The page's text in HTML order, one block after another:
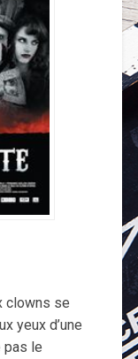
clowns se
yeux d’une
pas le